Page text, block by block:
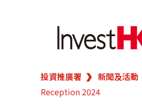
繁 简
香港營商優勢
投資推廣署 新聞及活動
Reception 2024